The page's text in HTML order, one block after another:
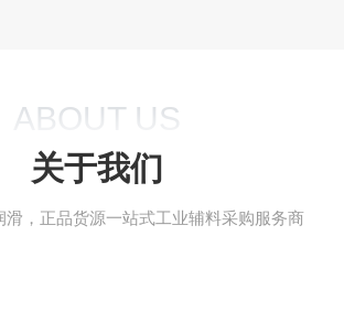
ABOUT US
关于我们
滑，正品货源一站式工业辅料采购服务商